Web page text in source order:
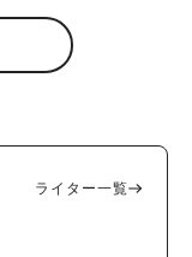
ライター一覧